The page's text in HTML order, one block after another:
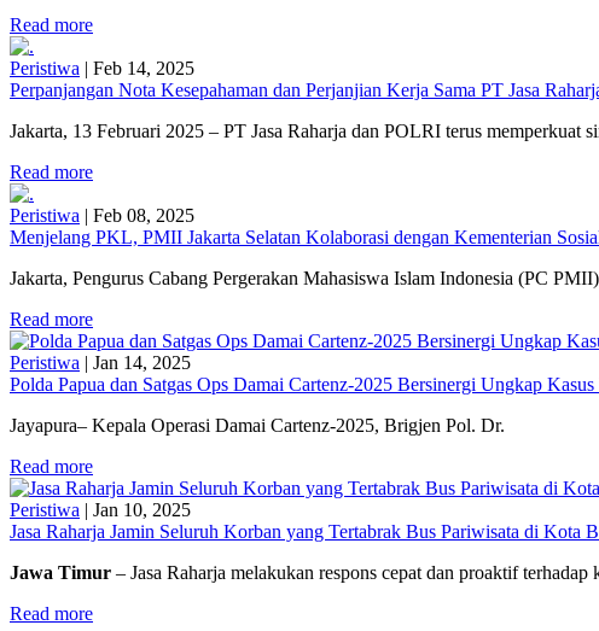
Read more
Peristiwa | Feb 14, 2025
Perpanjangan Nota Kesepahaman dan Perjanjian Kerja Sama PT Jasa
Jakarta, 13 Februari 2025 – PT Jasa Raharja dan POLRI terus memperkuat
Read more
Peristiwa | Feb 08, 2025
Menjelang PKL, PMII Jakarta Selatan Kolaborasi dengan Kementerian
Jakarta, Pengurus Cabang Pergerakan Mahasiswa Islam Indonesia (PC
Read more
Peristiwa | Jan 14, 2025
Polda Papua dan Satgas Ops Damai Cartenz-2025 Bersinergi Ungkap
Jayapura– Kepala Operasi Damai Cartenz-2025, Brigjen Pol. Dr.
Read more
Peristiwa | Jan 10, 2025
Jasa Raharja Jamin Seluruh Korban yang Tertabrak Bus Pariwisata di Kota
Jawa Timur – Jasa Raharja melakukan respons cepat dan proaktif
Read more